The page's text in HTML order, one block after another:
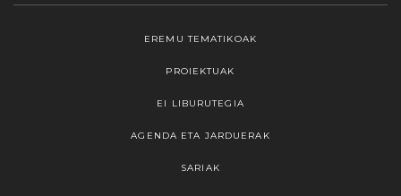
EREMU TEMATIKOAK
PROIEKTUAK
EI LIBURUTEGIA
AGENDA ETA JARDUERAK
SARIAK